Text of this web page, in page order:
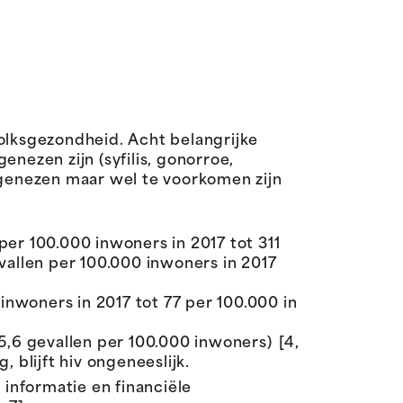
Acht belangrijke
zijn (syfilis, gonorroe,
maar wel te voorkomen zijn
100.000 inwoners in 2017 tot 311
per 100.000 inwoners in 2017
in 2017 tot 77 per 100.000 in
gevallen per 100.000 inwoners) [4,
blijft hiv ongeneeslijk.
informatie en financiële